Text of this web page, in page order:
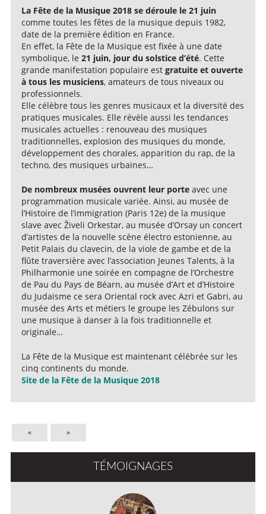
La Fête de la Musique 2018 se déroule le 21 juin
comme toutes les fêtes de la musique depuis 1982,
date de la première édition en France.
En effet, la Fête de la Musique est fixée à une date
symbolique, le 21 juin, jour du solstice d’été. Cette
grande manifestation populaire est gratuite et ouverte
à tous les musiciens, amateurs de tous niveaux ou
professionnels.
Elle célèbre tous les genres musicaux et la diversité des
pratiques musicales. Elle révèle aussi les tendances
musicales actuelles : renouveau des musiques
traditionnelles, explosion des musiques du monde,
développement des chorales, apparition du rap, de la
techno, des musiques urbaines…
De nombreux musées ouvrent leur porte avec une
programmation musicale variée. Ainsi, au musée de
l’Histoire de l’immigration (Paris 12e) de la musique
slave avec Živeli Orkestar, au musée d’Orsay un concert
d’artistes de la nouvelle scène électro estonienne, au
Petit Palais du clavecin, de la viole de gambe et de la
flûte traversière avec l’association Jeunes Talents, à la
Philharmonie une soirée en compagne de l’Orchestre
de Pau du Pays de Béarn, au musée d’Art et d’Histoire
du Judaïsme ce sera Oriental rock avec Azri et Gabri, au
musée des Arts et métiers le groupe les Zébulons sur
une musique à danser à la fois traditionnelle et
originale…
La Fête de la Musique est maintenant célébrée sur les
cinq continents du monde.
Site de la Fête de la Musique 2018
« »
TÉMOIGNAGES